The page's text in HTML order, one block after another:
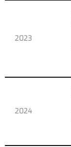
2023
2024